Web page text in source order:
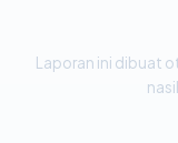
Laporan ini dibuat